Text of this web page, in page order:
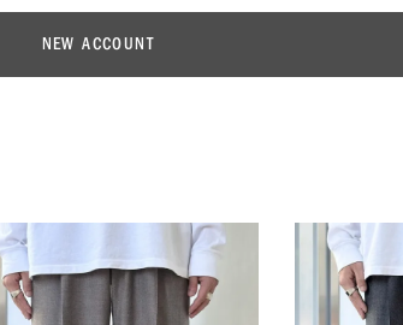
NEW ACCOUNT